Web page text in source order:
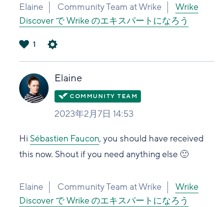
Elaine Community Team at Wrike
Wrike
Discover で Wrike のエキスパートになろう
い
1
Elaine
2023年2月7日 14:53
Hi Sébastien Faucon, you should have received
this now. Shout if you need anything else 🙂
Elaine Community Team at Wrike
Wrike
Discover で Wrike のエキスパートになろう